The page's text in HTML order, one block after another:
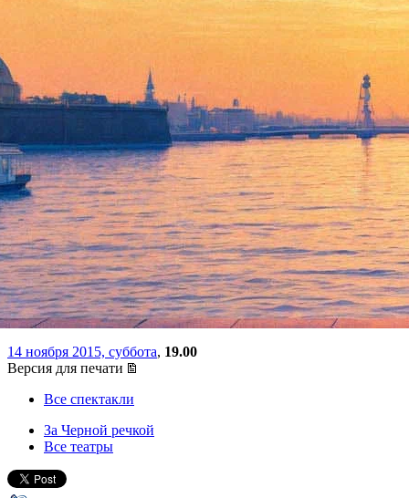
На «Арт-окраине» расскажут
историю про Мерлина,
короля Артура и рыцарей
Круглого стола
14 ноября 2015, суббота, 19.00
Версия для печати
Все спектакли
За Черной речкой
Все театры